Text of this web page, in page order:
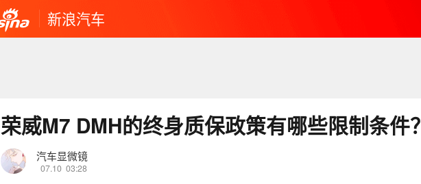
新浪汽车
荣威M7 DMH的终身质保政策有哪些限制条件？
汽车显微镜
07.10 03:28